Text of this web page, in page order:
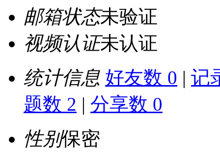
邮箱状态未验证
视频认证未认证
统计信息 好友数 0 | 记
题数 2 | 分享数 0
性别保密